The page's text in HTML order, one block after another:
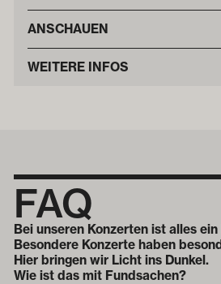
ANSCHAUEN
WEITERE INFOS
FAQ
Bei unseren Konzerten ist alles
Besondere Konzerte haben
Hier bringen wir Licht ins Dunkel.
Wie ist das mit Fundsachen?